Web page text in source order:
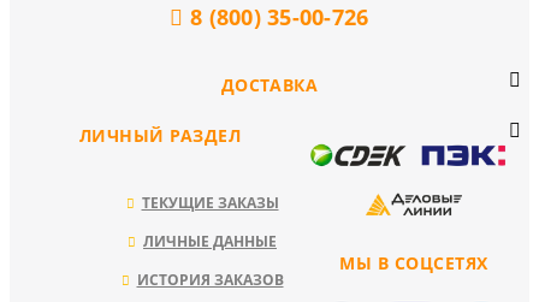
8 (800) 35-00-726
ДОСТАВКА
МЫ В СОЦСЕТЯХ
ЛИЧНЫЙ РАЗДЕЛ
ТЕКУЩИЕ ЗАКАЗЫ
ЛИЧНЫЕ ДАННЫЕ
ИСТОРИЯ ЗАКАЗОВ